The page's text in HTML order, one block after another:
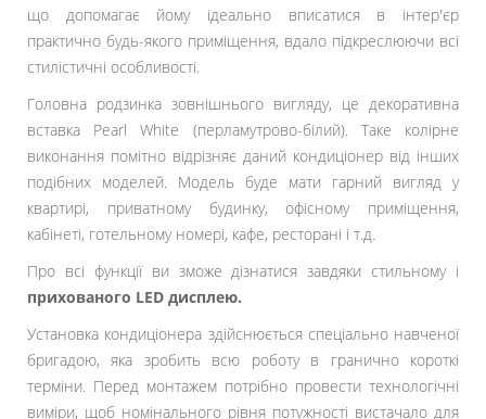
що допомагає йому ідеально вписатися в інтер'єр
практично будь-якого приміщення, вдало підкреслюючи всі
стилістичні особливості.
Головна родзинка зовнішнього вигляду, це декоративна
вставка Pearl White (перламутрово-білий). Таке колірне
виконання помітно відрізняє даний кондиціонер від інших
подібних моделей. Модель буде мати гарний вигляд у
квартирі, приватному будинку, офісному приміщення,
кабінеті, готельному номері, кафе, ресторані і т.д.
Про всі функції ви зможе дізнатися завдяки стильному і
прихованого LED дисплею.
Установка кондиціонера здійснюється спеціально навченої
бригадою, яка зробить всю роботу в гранично короткі
терміни. Перед монтажем потрібно провести технологічні
виміри, щоб номінального рівня потужності вистачало для